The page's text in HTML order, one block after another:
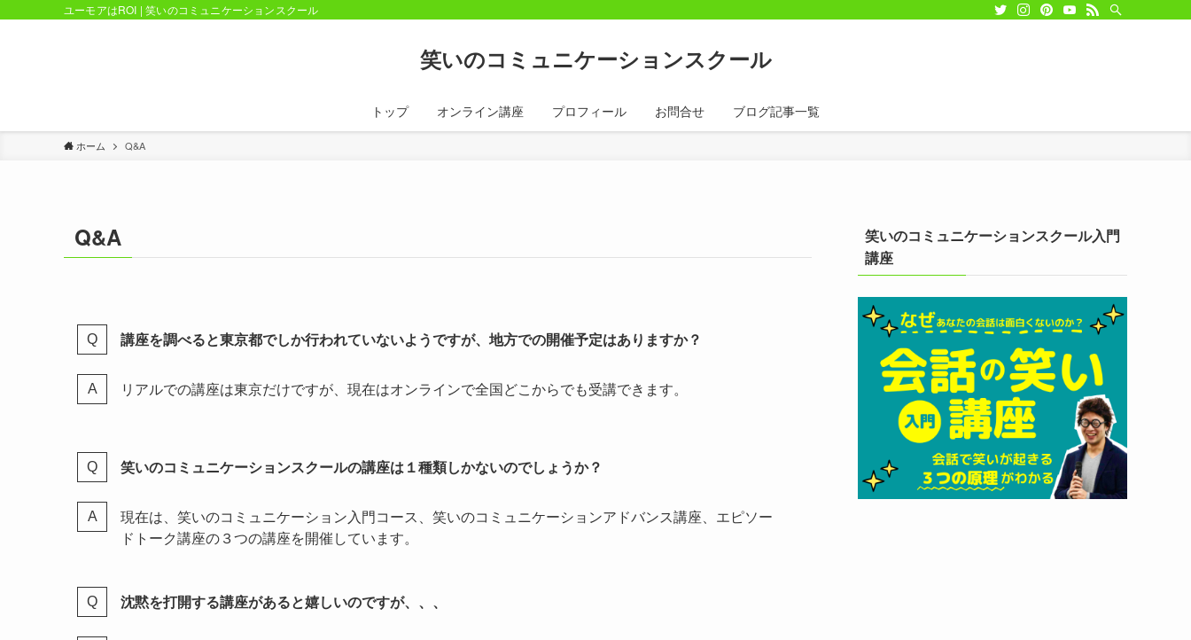
ユーモアはROI | 笑いのコミュニケーションスクール
笑いのコミュニケーションスクール
トップ オンライン講座 プロフィール お問合せ ブログ記事一覧
ホーム Q&A
Q&A
講座を調べると東京都でしか行われていないようですが、地方での開催予定はありますか？
リアルでの講座は東京だけですが、現在はオンラインで全国どこからでも受講できます。
笑いのコミュニケーションスクールの講座は１種類しかないのでしょうか？
現在は、笑いのコミュニケーション入門コース、笑いのコミュニケーションアドバンス講座、エピソー
ドトーク講座の３つの講座を開催しています。
沈黙を打開する講座があると嬉しいのですが、、、
笑いのコミュニケーションスクール入門
講座